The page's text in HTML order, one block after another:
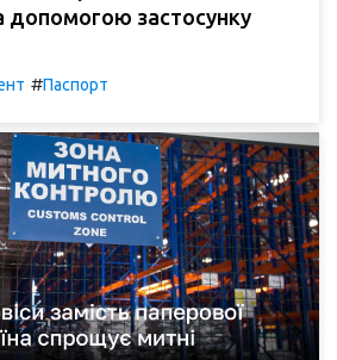
допомогою застосунку
#Паспорт